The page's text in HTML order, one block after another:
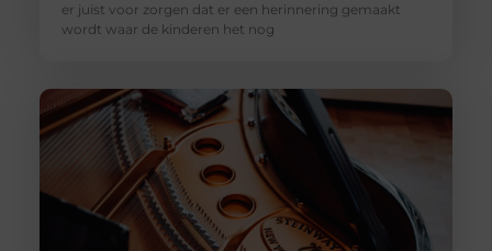
er juist voor zorgen dat er een herinnering gemaakt
wordt waar de kinderen het nog